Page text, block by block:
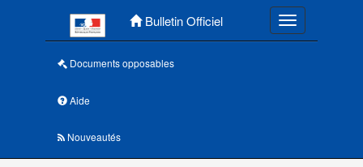
Bulletin Officiel Toggle
Documents opposables
Aide
Nouveautés